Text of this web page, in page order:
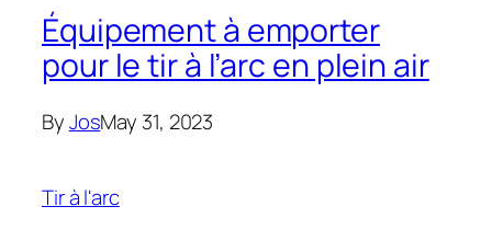
Équipement à emporter
pour le tir à l’arc en plein air
ByJosMay 31, 2023
Tir à l'arc